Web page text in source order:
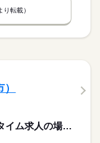
り転載）
220,000円〜385,000円 ※フルタイム求人の場合は月額（換算額）、パート求人の場合は時間額を表示しています。